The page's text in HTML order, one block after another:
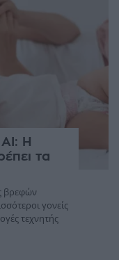
Η
τα
βρεφών
γονείς
τεχνητής